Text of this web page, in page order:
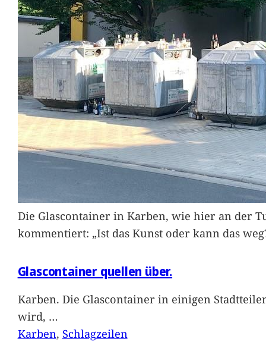
Die Glascontainer in Karben, wie hier an der
kommentiert: „Ist das Kunst oder kann das
Glascontainer quellen über.
Karben. Die Glascontainer in einigen
wird, …
Karben, Schlagzeilen